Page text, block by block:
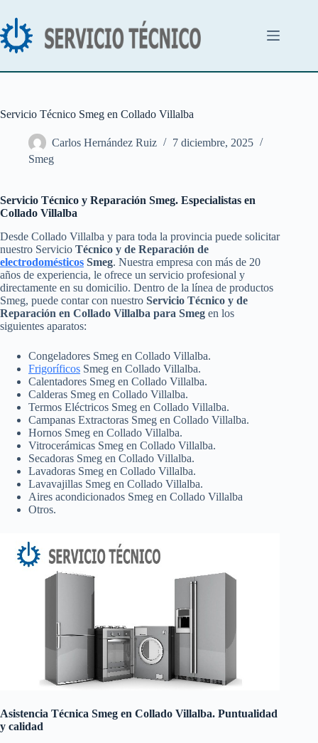
contenido
Servicio Técnico Smeg en Collado Villalba
Carlos Hernández Ruiz
7 diciembre, 2025
Smeg
Servicio Técnico y Reparación Smeg. Especialistas en
Collado Villalba
Desde Collado Villalba y para toda la provincia puede solicitar
nuestro Servicio Técnico y de Reparación de
electrodomésticos Smeg. Nuestra empresa con más de 20
años de experiencia, le ofrece un servicio profesional y
directamente en su domicilio. Dentro de la línea de productos
Smeg, puede contar con nuestro Servicio Técnico y de
Reparación en Collado Villalba para Smeg en los
siguientes aparatos:
Congeladores Smeg en Collado Villalba.
Frigoríficos Smeg en Collado Villalba.
Calentadores Smeg en Collado Villalba.
Calderas Smeg en Collado Villalba.
Termos Eléctricos Smeg en Collado Villalba.
Campanas Extractoras Smeg en Collado Villalba.
Hornos Smeg en Collado Villalba.
Vitrocerámicas Smeg en Collado Villalba.
Secadoras Smeg en Collado Villalba.
Lavadoras Smeg en Collado Villalba.
Lavavajillas Smeg en Collado Villalba.
Aires acondicionados Smeg en Collado Villalba
Otros.
Asistencia Técnica Smeg en Collado Villalba. Puntualidad
y calidad